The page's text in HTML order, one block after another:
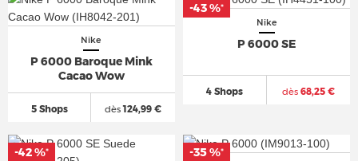
Nike
P 6000 Baroque Mink
Cacao Wow
5 Shops dès124,99 €
Nike
P 6000 SE
4 Shops dès68,25 €
-43 %*
-42 %* -35 %*